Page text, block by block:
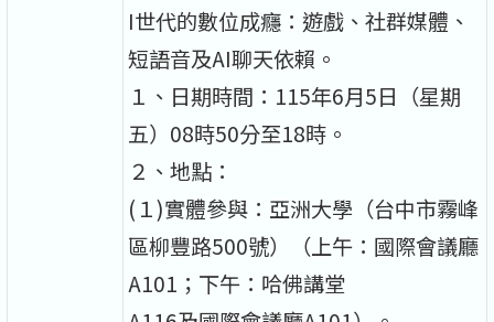
I世代的數位成癮：遊戲、社群媒體、
短語音及AI聊天依賴。
１、日期時間：115年6月5日（星期
五）08時50分至18時。
２、地點：
(１)實體參與：亞洲大學（台中市霧峰
區柳豐路500號）（上午：國際會議廳
A101；下午：哈佛講堂